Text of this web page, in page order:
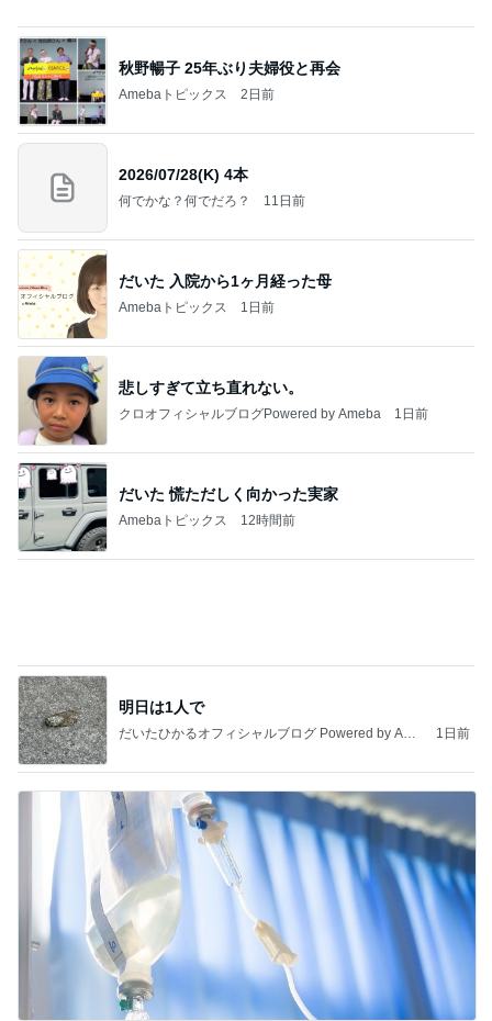
秋野暢子 25年ぶり夫婦役と再会
Amebaトピックス 2日前
2026/07/28(K) 4本
何でかな？何でだろ？ 11日前
だいた 入院から1ヶ月経った母
Amebaトピックス 1日前
悲しすぎて立ち直れない。
クロオフィシャルブログPowered by Ameba 1日前
だいた 慌ただしく向かった実家
Amebaトピックス 12時間前
明日は1人で
だいたひかるオフィシャルブログ Powered by Ame
1日前